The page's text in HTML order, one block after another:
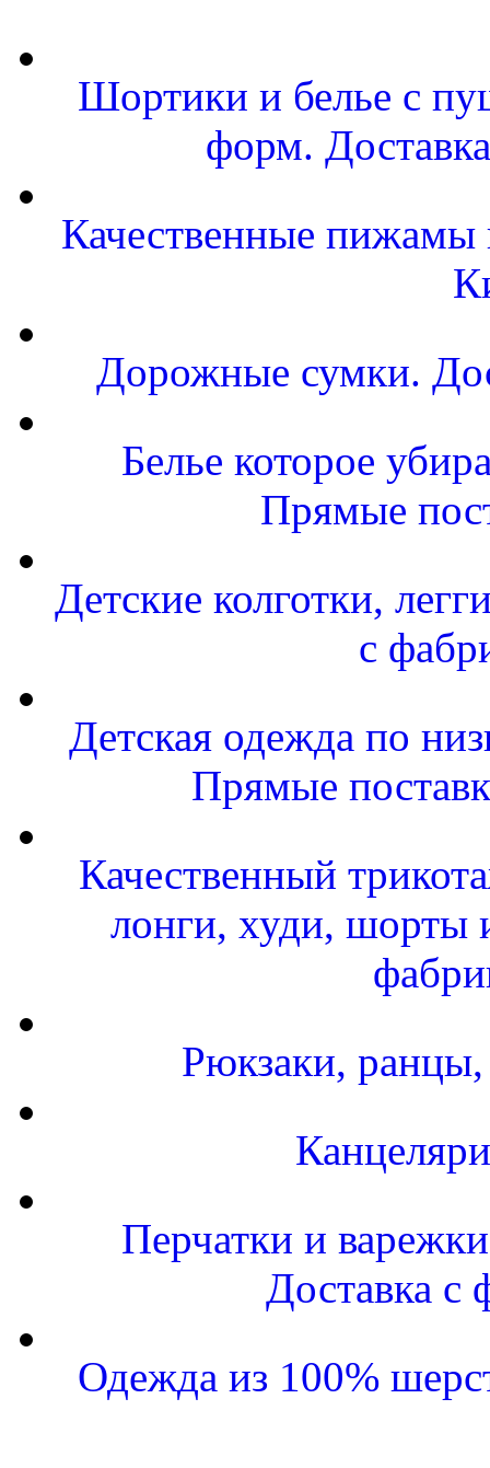
Шортики и белье с
форм.
Качественные пижамы
Дорожные сумки.
Белье которое
Прямые
Детские колготки,
с
Детская одежда по
Прямые
Качественный
лонги, худи, шорты
Рюкзаки,
Перчатки и
Доставка с
Одежда из 100%